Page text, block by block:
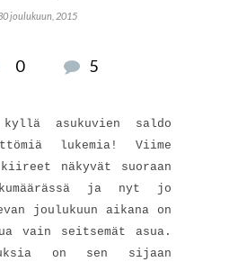
joulukuun, 2015
0 5
asukuvien saldo
lukemia! Viime
näkyvät suoraan
ja nyt jo
joulukuun aikana on
vain seitsemät asua.
on sen sijaan